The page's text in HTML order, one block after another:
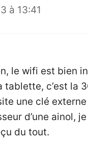
à 13:41
le wifi est bien
tablette, c’est la
une clé
d’une ainol,
du tout.